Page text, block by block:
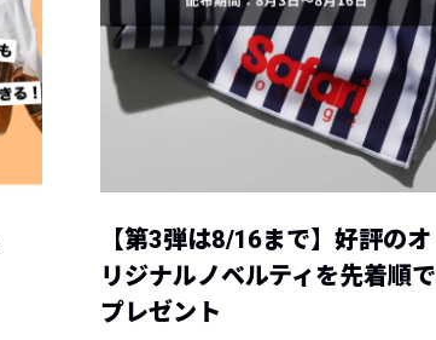
【第3弾は8/16まで】好評のオ
リジナルノベルティを先着順で
プレゼント